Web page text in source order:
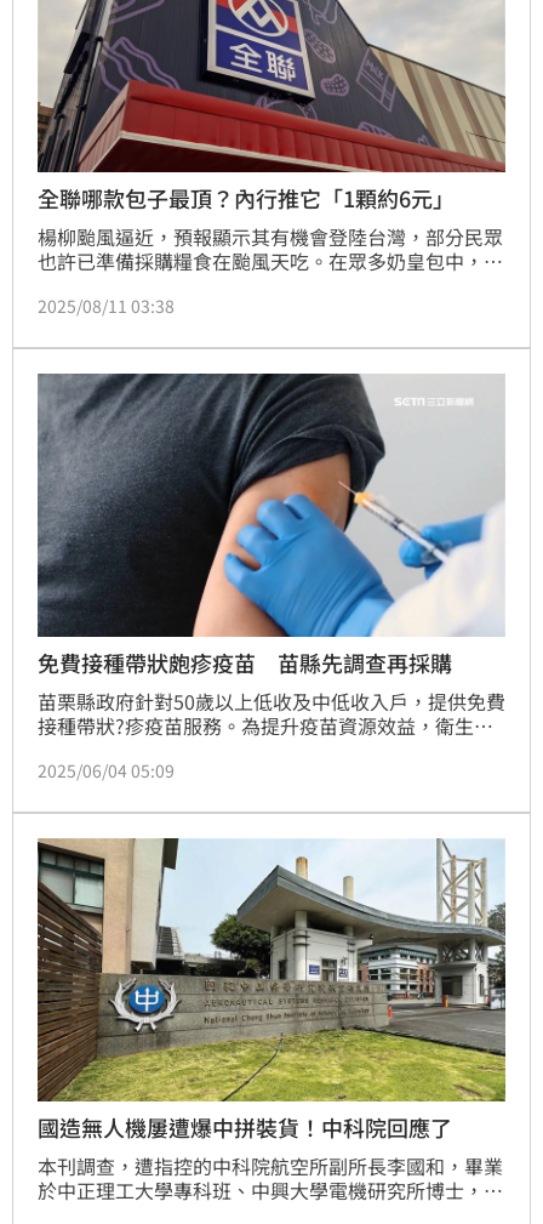
全聯哪款包子最頂？內行推它「1顆約6元」
楊柳颱風逼近，預報顯示其有機會登陸台灣，部分民眾
也許已準備採購糧食在颱風天吃。在眾多奶皇包中，桂
味濃郁，其中最便宜者1顆6.25元。而義美、龍鳳的奶
2025/08/11 03:38
免費接種帶狀皰疹疫苗 苗縣先調查再採購
苗栗縣政府針對50歲以上低收及中低收入戶，提供免費
接種帶狀?疹疫苗服務。為提升疫苗資源效益，衛生局
完成意願調查。
2025/06/04 05:09
國造無人機屢遭爆中拼裝貨！中科院回應了
本刊調查，遭指控的中科院航空所副所長李國和，畢業
於中正理工大學專科班、中興大學電機研究所博士，曾